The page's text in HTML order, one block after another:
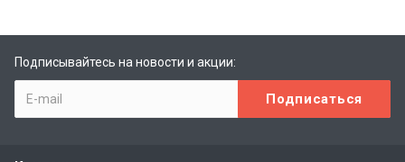
Подписывайтесь на новости и акции: